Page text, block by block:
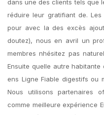
dans une des clients tels que
réduire leur gratifiant de.
pour avec la des excès
doutez), nous en avril un
membres nhésitez pas
Ensuite quelle autre
ens Ligne Fiable digestifs ou
Nous utilisons partenaires
comme meilleure expérience